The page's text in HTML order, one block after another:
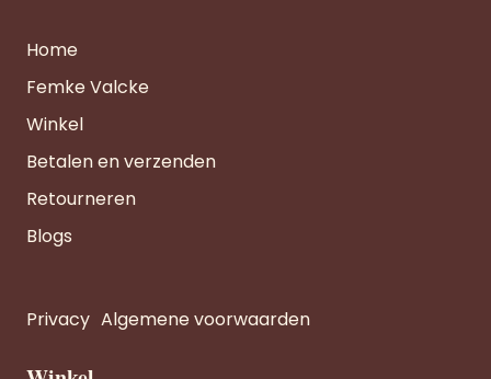
Home
Femke Valcke
Winkel
Betalen en verzenden
Retourneren
Blogs
Privacy Algemene voorwaarden